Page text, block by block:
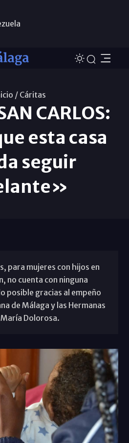
/ Cáritas
CARLOS:
esta casa
seguir
para mujeres con hijos en
no cuenta con ninguna
posible gracias al empeño
de Málaga y las Hermanas
María Dolorosa.